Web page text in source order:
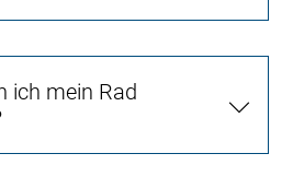
ich mein Rad